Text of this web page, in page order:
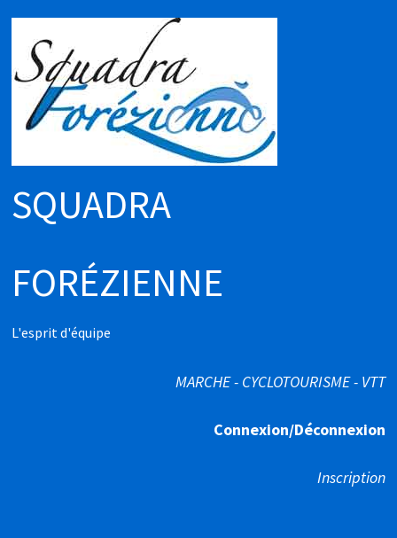
contenu
SQUADRA
FORÉZIENNE
L'esprit d'équipe
MARCHE - CYCLOTOURISME - VTT
Connexion/Déconnexion
Inscription